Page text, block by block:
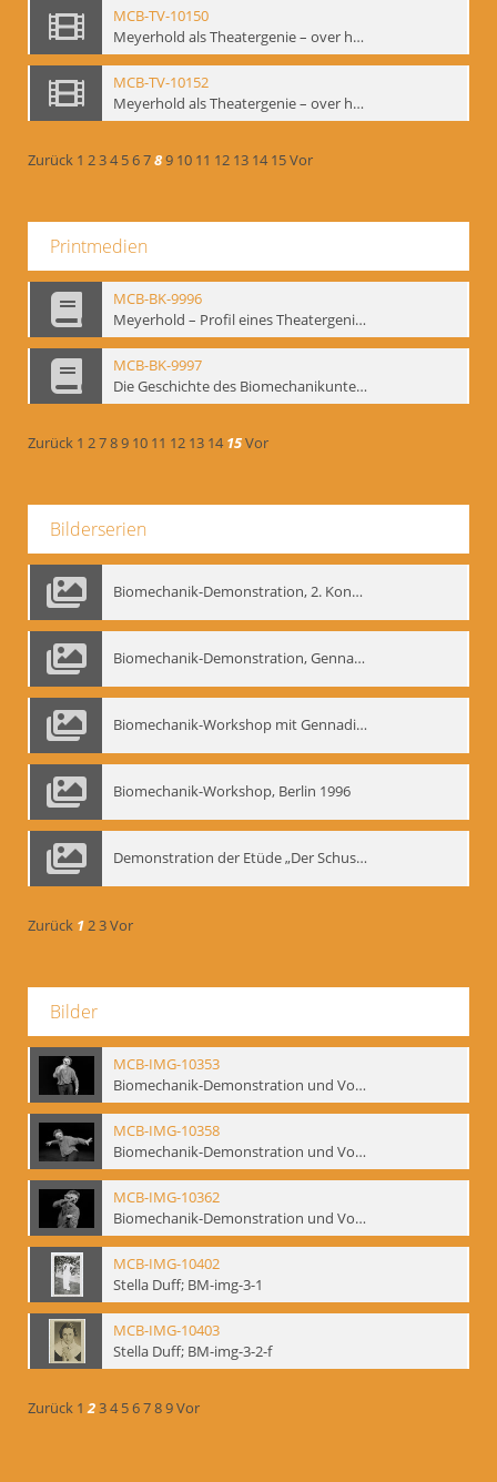
MCB-TV-10150
Meyerhold als Theatergenie – over het mechanik van de acteursexpressie - Interne Signatur: BM-vid-108
MCB-TV-10152
Meyerhold als Theatergenie – over het mechanik van de acteursexpressie, Ausschnitt 2 - Interne Signatur: BM-vid-108_A2
Zurück 1 234 56789 10 11 12 13 14 15Vor
Printmedien
MCB-BK-9996
Meyerhold – Profil eines Theatergenies. Vortrag. Arbeitsdemonstration - interne Signatur: BM-prt-203
MCB-BK-9997
Die Geschichte des Biomechanikunterrichts im Theater der Satire - interne Signatur: BM-prt-204
Zurück 1 2789 10 11 12 13 14 15Vor
Bilderserien
Biomechanik-Demonstration, 2. Kongress der EMF, Mai 1995
Biomechanik-Demonstration, Gennadij Bogdanow im Berliner Ensemble, 04.10.1991
Biomechanik-Workshop mit Gennadij Nikolajewitsch Bogdanow im Mime Centrum Berlin, 1991
Biomechanik-Workshop, Berlin 1996
Demonstration der Etüde „Der Schuss mit dem Bogen“ durch Gennadij Nikolajewitsch Bogdanow, Berlin 1991
Zurück 123Vor
Bilder
MCB-IMG-10353
Biomechanik-Demonstration und Vortrag, Berliner Ensemble, 04.10.1991
MCB-IMG-10358
Biomechanik-Demonstration und Vortrag, Berliner Ensemble, 04.10.1991
MCB-IMG-10362
Biomechanik-Demonstration und Vortrag, Berliner Ensemble, 04.10.1991
MCB-IMG-10402
Stella Duff; BM-img-3-1
MCB-IMG-10403
Stella Duff; BM-img-3-2-f
Zurück 1 234 56789Vor